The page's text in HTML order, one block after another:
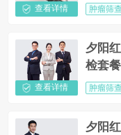
查看详情 肿瘤筛查
查看详情
夕阳
检套餐
肿瘤筛查
夕阳